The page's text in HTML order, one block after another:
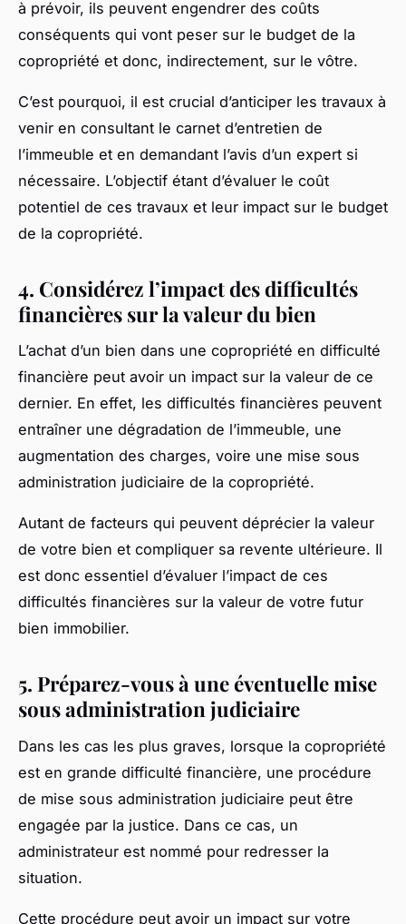
à prévoir, ils peuvent engendrer des coûts
conséquents qui vont peser sur le budget de la
copropriété et donc, indirectement, sur le vôtre.
C’est pourquoi, il est crucial d’anticiper les travaux à
venir en consultant le carnet d’entretien de
l’immeuble et en demandant l’avis d’un expert si
nécessaire. L’objectif étant d’évaluer le coût
potentiel de ces travaux et leur impact sur le budget
de la copropriété.
4. Considérez l’impact des difficultés
financières sur la valeur du bien
L’achat d’un bien dans une copropriété en difficulté
financière peut avoir un impact sur la valeur de ce
dernier. En effet, les difficultés financières peuvent
entraîner une dégradation de l’immeuble, une
augmentation des charges, voire une mise sous
administration judiciaire de la copropriété.
Autant de facteurs qui peuvent déprécier la valeur
de votre bien et compliquer sa revente ultérieure. Il
est donc essentiel d’évaluer l’impact de ces
difficultés financières sur la valeur de votre futur
bien immobilier.
5. Préparez-vous à une éventuelle mise
sous administration judiciaire
Dans les cas les plus graves, lorsque la copropriété
est en grande difficulté financière, une procédure
de mise sous administration judiciaire peut être
engagée par la justice. Dans ce cas, un
administrateur est nommé pour redresser la
situation.
Cette procédure peut avoir un impact sur votre